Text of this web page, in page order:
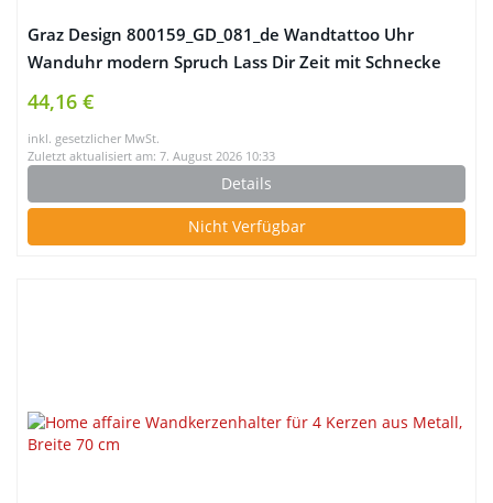
Graz Design 800159_GD_081_de Wandtattoo Uhr
Wanduhr modern Spruch Lass Dir Zeit mit Schnecke
Deko für Wohnzimmer (Farbe=081 hellbraun /
Uhrwerk=Gold)
44,16 €
inkl. gesetzlicher MwSt.
Zuletzt aktualisiert am: 7. August 2026 10:33
Details
Nicht Verfügbar